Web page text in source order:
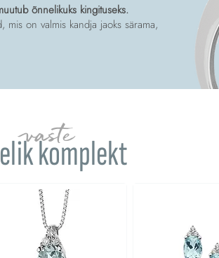
õnnelikuks kingituseks.
on valmis kandja jaoks särama,
komplekt
vaste